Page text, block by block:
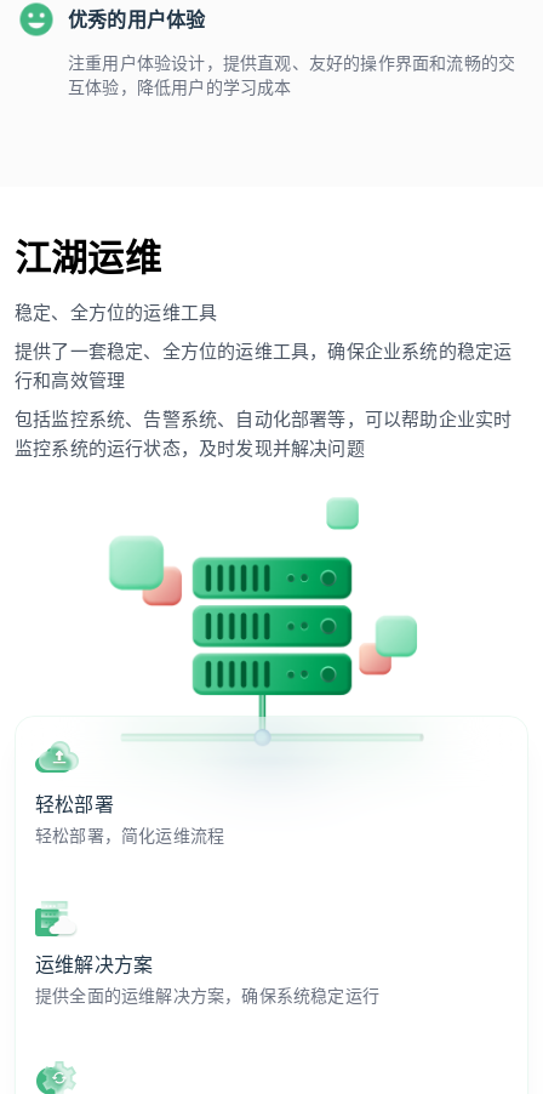
优秀的用户体验
注重用户体验设计，提供直观、友好的操作界面和流畅的交
互体验，降低用户的学习成本
江湖运维
稳定、全方位的运维工具
提供了一套稳定、全方位的运维工具，确保企业系统的稳定运
行和高效管理
包括监控系统、告警系统、自动化部署等，可以帮助企业实时
监控系统的运行状态，及时发现并解决问题
轻松部署
轻松部署，简化运维流程
运维解决方案
提供全面的运维解决方案，确保系统稳定运行